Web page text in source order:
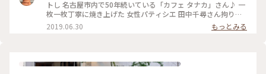
トし 名古屋市内で50年続いている「カフェ タナカ」さん♪ 一
枚一枚丁寧に焼き上げた 女性パティシエ 田中千尋さん拘りの
クッキー 「REGAL DE CHIHIRO」 「REGAL」とはフランス語
で 「美味しいごちそう」という意味なんだそう_φ(･_･ 可愛い
ントになっていてビックリ(๑˃̵ᴗ˂̵) 美味しさがギュッと詰まっ
2019.06.30 もっとみる